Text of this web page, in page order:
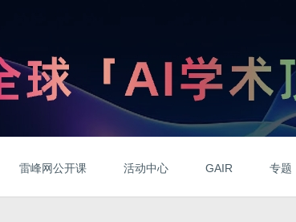
雷峰网公开课 活动中心 GAIR 专题